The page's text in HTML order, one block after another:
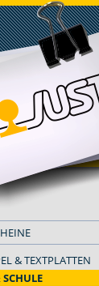
& TEXTPLATTEN
FILTER